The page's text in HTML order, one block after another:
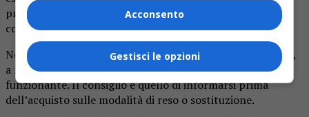
prezzo della merce prima dei saldi sia quello scontato (o
comunque la percentuale di ribasso applicata).
Non è obbligatorio il cambio o il rimborso dopo l’acquisto,
a meno che non si tratta di prodotti difettati o non
funzionante. Il consiglio è quello di informarsi prima
dell’acquisto sulle modalità di reso o sostituzione.
Acconsento
Gestisci le opzioni